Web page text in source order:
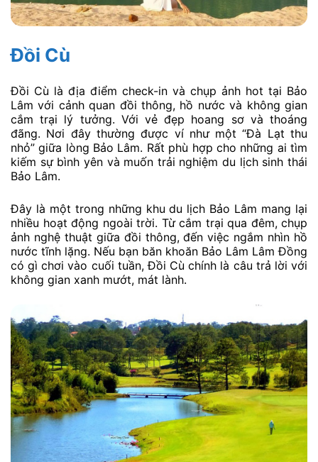
Đồi Cù
Đồi Cù là địa điểm check-in và chụp ảnh hot tại Bảo
Lâm với cảnh quan đồi thông, hồ nước và không gian
cắm trại lý tưởng. Với vẻ đẹp hoang sơ và thoáng
đãng. Nơi đây thường được ví như một “Đà Lạt thu
nhỏ” giữa lòng Bảo Lâm. Rất phù hợp cho những ai tìm
kiếm sự bình yên và muốn trải nghiệm du lịch sinh thái
Bảo Lâm.
Đây là một trong những khu du lịch Bảo Lâm mang lại
nhiều hoạt động ngoài trời. Từ cắm trại qua đêm, chụp
ảnh nghệ thuật giữa đồi thông, đến việc ngắm nhìn hồ
nước tĩnh lặng. Nếu bạn băn khoăn Bảo Lâm Lâm Đồng
có gì chơi vào cuối tuần, Đồi Cù chính là câu trả lời với
không gian xanh mướt, mát lành.